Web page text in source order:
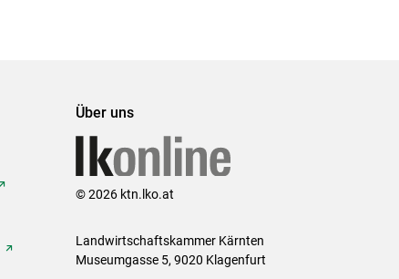
Über uns
© 2026 ktn.lko.at
Landwirtschaftskammer Kärnten
Museumgasse 5, 9020 Klagenfurt